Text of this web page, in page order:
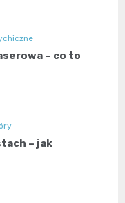
– co to
– jak